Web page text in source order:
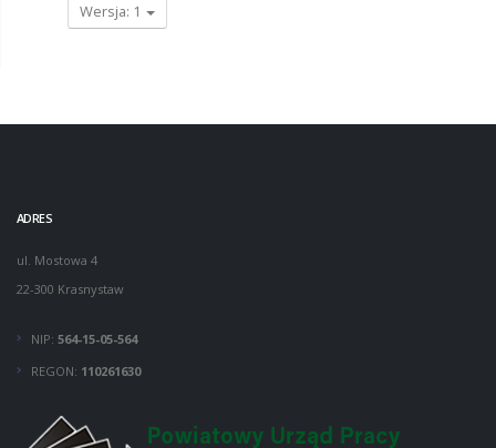
Wersja: 1
ADRES
ul. Mostowa 4
22-300 Krasnystaw
NIP: 564-15-05-564
REGON: 110261630